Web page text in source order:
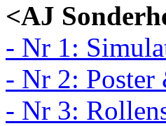
<AJ
- Nr 1:
- Nr 2: Poster
- Nr 3: